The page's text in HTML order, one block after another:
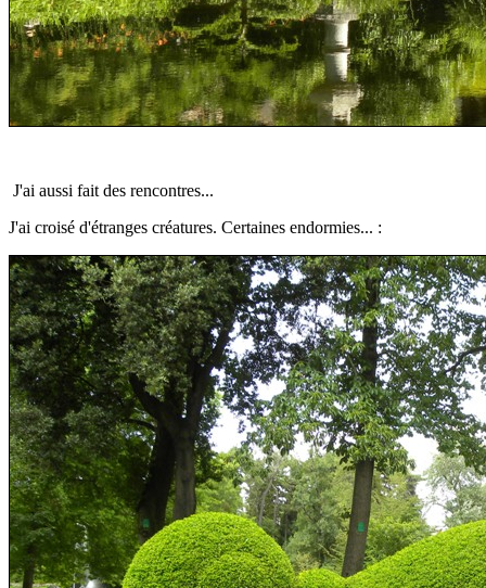
J'ai aussi fait des rencontres...
J'ai croisé d'étranges créatures. Certaines endormies... :